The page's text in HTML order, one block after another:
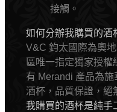
接觸。
如何分辦我購買的酒
V&C 鈞太國際為奧
區唯一指定獨家授
有 Merandi 產品為施
酒杯，品質保證，絕
我購買的酒杯是純手